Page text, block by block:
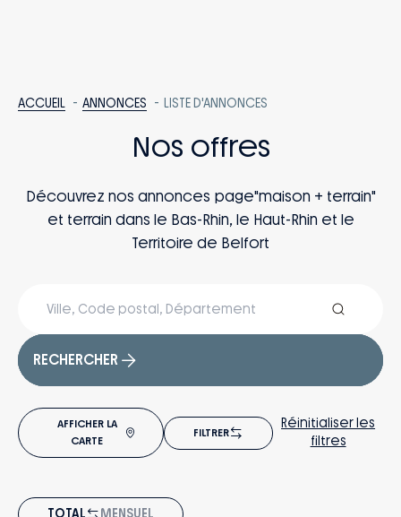
ACCUEIL ANNONCES LISTE D'ANNONCES
Nos offres
Découvrez nos annonces page"maison + terrain"
et terrain dans le Bas-Rhin, le Haut-Rhin et le
Territoire de Belfort
RECHERCHER
AFFICHER LA
CARTE
FILTRER
Réinitialiser les
filtres
TOTAL MENSUEL